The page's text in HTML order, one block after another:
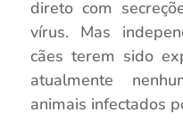
direto com
vírus. Mas
cães terem sido
atualmente
animais infectados